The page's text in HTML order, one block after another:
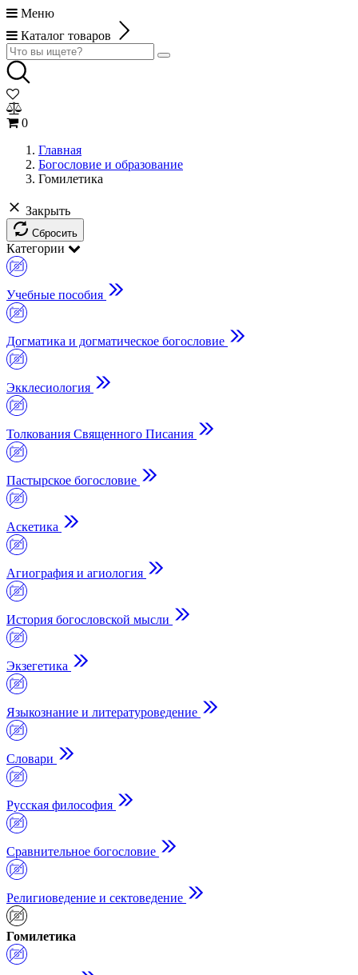
Меню
Каталог товаров
0
Главная
Богословие и образование
Гомилетика
Закрыть
Сбросить
Категории
Учебные пособия
Догматика и догматическое богословие
Экклесиология
Толкования Священного Писания
Пастырское богословие
Аскетика
Агиография и агиология
История богословской мысли
Экзегетика
Языкознание и литературоведение
Словари
Русская философия
Сравнительное богословие
Религиоведение и сектоведение
Гомилетика